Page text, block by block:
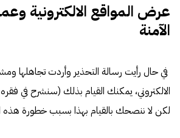
عرض المواقع الالكترونية
الآمنة
في حال رأيت رسالة التحذير وأردت تجاهلها
الالكتروني، يمكنك القيام بذلك (سنشرح في
لكن لا ننصحك بالقيام بهذا بسبب خطورة هذه